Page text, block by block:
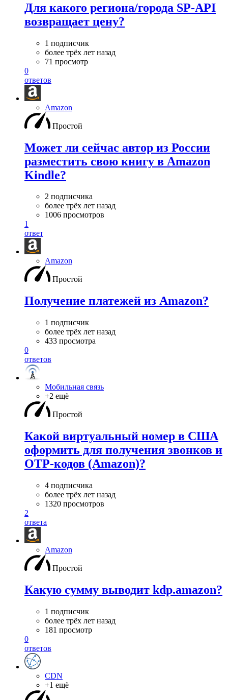
Для какого региона/города SP-API
возвращает цену?
1 подписчик
более трёх лет назад
71 просмотр
0
ответов
Amazon
Простой
Может ли сейчас автор из России
разместить свою книгу в Amazon
Kindle?
2 подписчика
более трёх лет назад
1006 просмотров
1
ответ
Amazon
Простой
Получение платежей из Amazon?
1 подписчик
более трёх лет назад
433 просмотра
0
ответов
Мобильная связь
+2 ещё
Простой
Какой виртуальный номер в США
оформить для получения звонков и
OTP-кодов (Amazon)?
4 подписчика
более трёх лет назад
1320 просмотров
2
ответа
Amazon
Простой
Какую сумму выводит kdp.amazon?
1 подписчик
более трёх лет назад
181 просмотр
0
ответов
CDN
+1 ещё